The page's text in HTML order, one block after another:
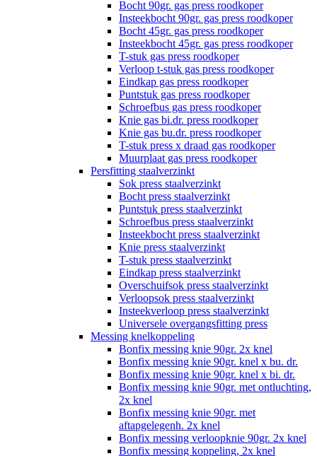
Bocht 90gr. gas press roodkoper
Insteekbocht 90gr. gas press roodkoper
Bocht 45gr. gas press roodkoper
Insteekbocht 45gr. gas press roodkoper
T-stuk gas press roodkoper
Verloop t-stuk gas press roodkoper
Eindkap gas press roodkoper
Puntstuk gas press roodkoper
Schroefbus gas press roodkoper
Knie gas bi.dr. press roodkoper
Knie gas bu.dr. press roodkoper
T-stuk press x draad gas roodkoper
Muurplaat gas press roodkoper
Persfitting staalverzinkt
Sok press staalverzinkt
Bocht press staalverzinkt
Puntstuk press staalverzinkt
Schroefbus press staalverzinkt
Insteekbocht press staalverzinkt
Knie press staalverzinkt
T-stuk press staalverzinkt
Eindkap press staalverzinkt
Overschuifsok press staalverzinkt
Verloopsok press staalverzinkt
Insteekverloop press staalverzinkt
Universele overgangsfitting press
Messing knelkoppeling
Bonfix messing knie 90gr. 2x knel
Bonfix messing knie 90gr. knel x bu. dr.
Bonfix messing knie 90gr. knel x bi. dr.
Bonfix messing knie 90gr. met ontluchting,
2x knel
Bonfix messing knie 90gr. met
aftapgelegenh. 2x knel
Bonfix messing verloopknie 90gr. 2x knel
Bonfix messing koppeling, 2x knel